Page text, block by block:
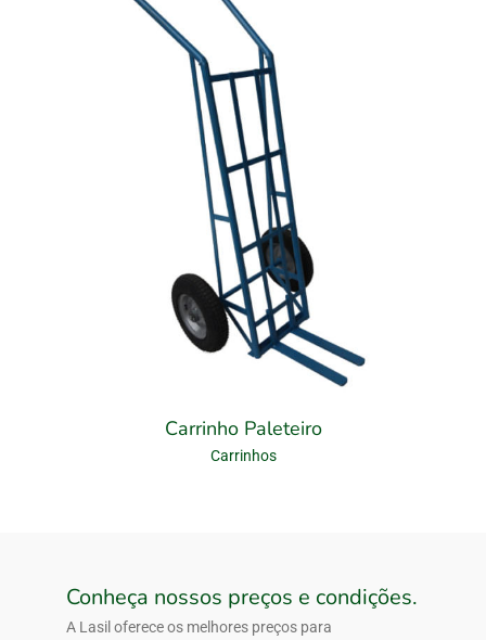
Carrinho Paleteiro
Carrinhos
Conheça nossos preços e condições.
A Lasil oferece os melhores preços para